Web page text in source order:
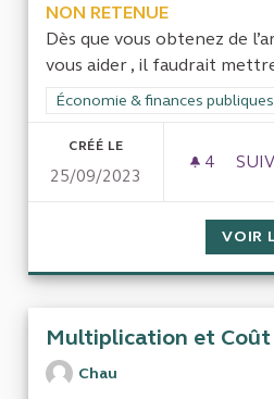
NON RETENUE
Dès que vous obtenez de
vous aider , il faudrait
Filtrer les résultats de la
Économie & finances publiques
CRÉÉ LE
25/09/2023
4 4
VOIR
Multiplication et Coût
Chau